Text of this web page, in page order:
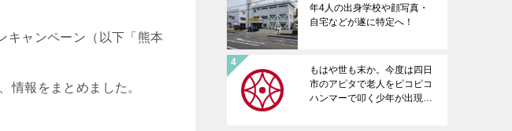
ャンペーン（以下「熊本
報をまとめました。
年4人の出身学校や顔写真・
自宅などが遂に特定へ！
もはや世も末か。今度は四日
市のアピタで老人をピコピコ
ハンマーで叩く少年が出現…